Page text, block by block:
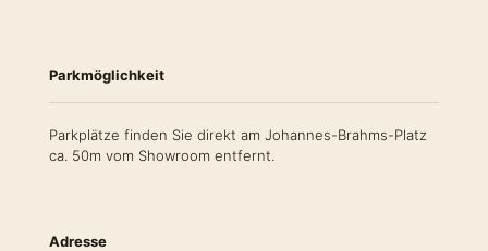
Parkmöglichkeit
Parkplätze finden Sie direkt am Johannes-Brahms-Platz
ca. 50m vom Showroom entfernt.
Adresse